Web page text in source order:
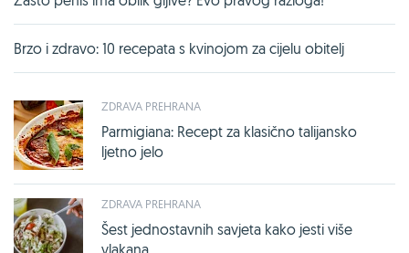
Brzo i zdravo: 10 recepata s kvinojom za cijelu obitelj
ZDRAVA PREHRANA
Parmigiana: Recept za klasično talijansko
ljetno jelo
ZDRAVA PREHRANA
Šest jednostavnih savjeta kako jesti više
vlakana